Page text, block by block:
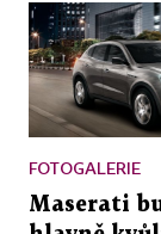
FOTOGALERIE
Maserati